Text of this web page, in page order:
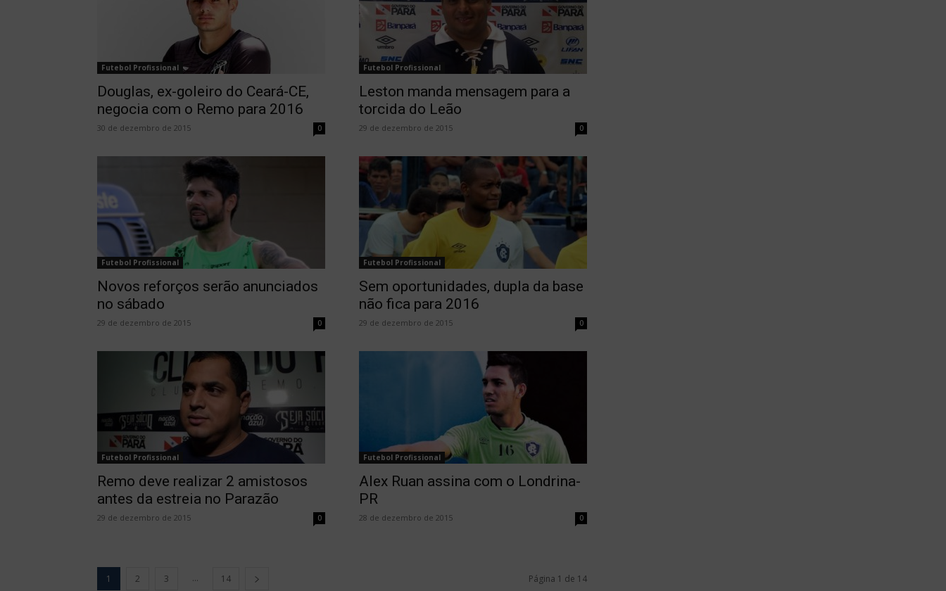
Futebol Profissional
Douglas, ex-goleiro do Ceará-CE,
negocia com o Remo para 2016
30 de dezembro de 2015 0
Futebol Profissional
Leston manda mensagem para a
torcida do Leão
29 de dezembro de 2015 0
Futebol Profissional
Novos reforços serão anunciados
no sábado
29 de dezembro de 2015 0
Futebol Profissional
Sem oportunidades, dupla da base
não fica para 2016
29 de dezembro de 2015 0
Futebol Profissional
Remo deve realizar 2 amistosos
antes da estreia no Parazão
29 de dezembro de 2015 0
Futebol Profissional
Alex Ruan assina com o Londrina-
PR
28 de dezembro de 2015 0
1 2 3 ... 14 Página 1 de 14